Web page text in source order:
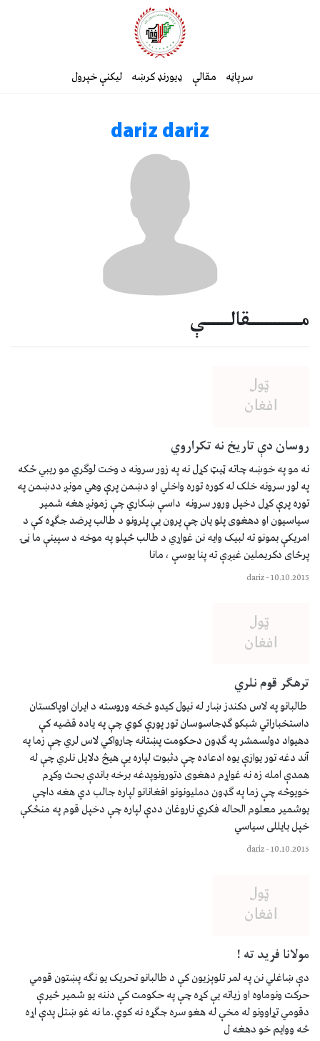
سرپاڼه مقالې ډیورنډ کرښه لیکنې خپرول
dariz dariz
مــــــــــــقالــــــې
روسان دې تاریخ نه تکراروي
نه مو په خوښه چاته ټیټ کړل نه په زور سرونه د وخت لوګري مو ریبي ځکه
په لور سرونه خلک له کوره توره واخلي او دښمن پرې وهي مونږ ددښمن په
توره پرې کړل دخپل ورور سرونه داسې ښکاري چې زمونږ هغه شمیر
سیاسیون او دهغوی پلو یان چې پرون یې پلرونو د طالب پرضد جګړه کې د
امریکې بمونو ته لبیک وایه نن غواړي د طالب څپلو په موخه د سپینې ما ڼۍ
پرځای دکریملین غیږې ته پنا یوسې ، مانا
10.10.2015
–
dariz
ترهګر قوم نلري
طالبانو په لاس دکندز ښار له نیول کیدو څخه وروسته د ایران اوپاکستان
داستخباراتي شبکو ګډجاسوسان تور پورې کوي چې په یاده قضیه کې
دهیواد دولسمشر په ګډون دحکومت پښتانه چارواکي لاس لري چې زما په
آند دغه تور یوازې یوه ادعاده چې دثبوت لپاره یې هیڅ دلایل نلري چې له
همدې امله زه نه غواړم دهغوی دتورونوپدغه برخه باندې بحث وکړم
خویوڅه چې زما په ګډون دملیونونو افغانانو لپاره جالب دي هغه داچې
یوشمیر معلوم الحاله فکري ناروغان ددې لپاره چې دخپل قوم په منځکې
خپل بایللی سیاسي
10.10.2015
–
dariz
مولانا فرید ته !
دې ښاغلي نن په لمر تلوېزیون کې د طالبانو تحریک یو نګه پښتون قومي
حرکت ونوماوه او زیاته یې کړه چې په حکومت کې دننه یو شمیر څيرې
دقومي تړاوونو له مخې له هغو سره جګړه نه کوي.ما نه غو ښتل پدې اړه
څه ووایم خو دهغه ل